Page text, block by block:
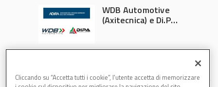
WDB Automotive
(Axitecnica) e Di.Pa.
Cliccando su “Accetta tutti i cookie”, l'utente accetta di memorizzare